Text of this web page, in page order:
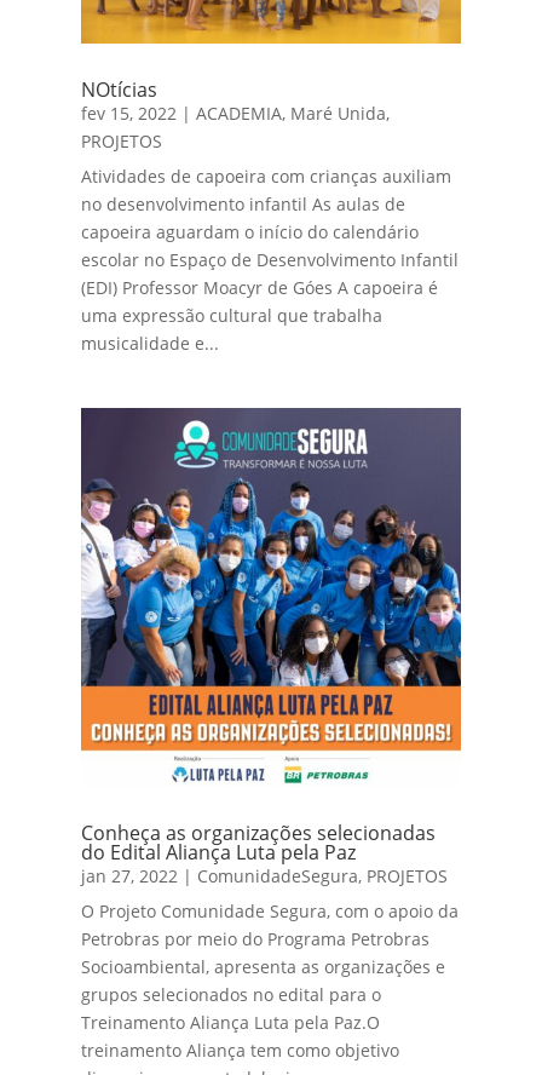
NOtícias
fev 15, 2022 |ACADEMIA, Maré Unida,
PROJETOS
Atividades de capoeira com crianças auxiliam
no desenvolvimento infantil As aulas de
capoeira aguardam o início do calendário
escolar no Espaço de Desenvolvimento Infantil
(EDI) Professor Moacyr de Góes A capoeira é
uma expressão cultural que trabalha
musicalidade e...
Conheça as organizações selecionadas
do Edital Aliança Luta pela Paz
jan 27, 2022 | ComunidadeSegura, PROJETOS
O Projeto Comunidade Segura, com o apoio da
Petrobras por meio do Programa Petrobras
Socioambiental, apresenta as organizações e
grupos selecionados no edital para o
Treinamento Aliança Luta pela Paz.O
treinamento Aliança tem como objetivo